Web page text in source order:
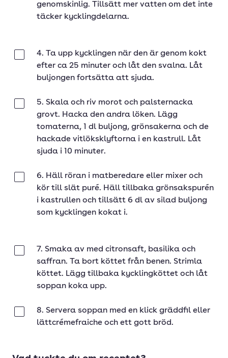
genomskinlig. Tillsätt mer vatten om det inte
täcker kycklingdelarna.
4. Ta upp kycklingen när den är genom kokt
efter ca 25 minuter och låt den svalna. Låt
buljongen fortsätta att sjuda.
5. Skala och riv morot och palsternacka
grovt. Hacka den andra löken. Lägg
tomaterna, 1 dl buljong, grönsakerna och de
hackade vitlöksklyftorna i en kastrull. Låt
sjuda i 10 minuter.
6. Häll röran i matberedare eller mixer och
kör till slät puré. Häll tillbaka grönsakspurén
i kastrullen och tillsätt 6 dl av silad buljong
som kycklingen kokat i.
7. Smaka av med citronsaft, basilika och
saffran. Ta bort köttet från benen. Strimla
köttet. Lägg tillbaka kycklingköttet och låt
soppan koka upp.
8. Servera soppan med en klick gräddfil eller
lättcrémefraiche och ett gott bröd.